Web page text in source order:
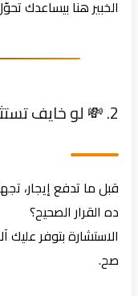
الخبير هنا بيساعدك
قبل ما تدفع إيجار،
ده القرار الصحيح؟
الاستشارة بتوفر عليك